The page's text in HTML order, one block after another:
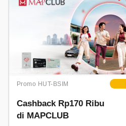
Promo HUT-BSIM
Cashback Rp170 Ribu
di MAPCLUB